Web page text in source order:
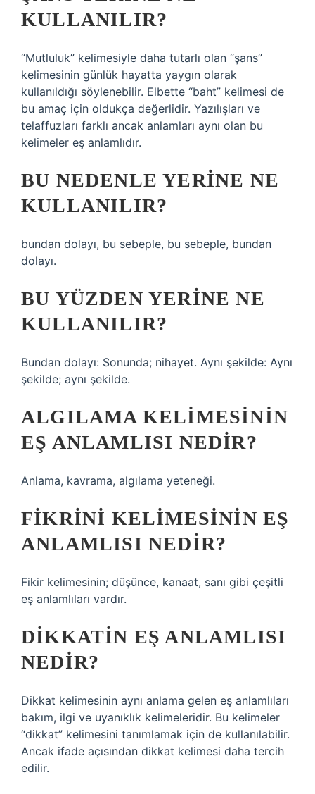
KULLANILIR?
“Mutluluk” kelimesiyle daha tutarlı olan “şans”
kelimesinin günlük hayatta yaygın olarak
kullanıldığı söylenebilir. Elbette “baht” kelimesi de
bu amaç için oldukça değerlidir. Yazılışları ve
telaffuzları farklı ancak anlamları aynı olan bu
kelimeler eş anlamlıdır.
BU NEDENLE YERINE NE
KULLANILIR?
bundan dolayı, bu sebeple, bu sebeple, bundan
dolayı.
BU YÜZDEN YERINE NE
KULLANILIR?
Bundan dolayı: Sonunda; nihayet. Aynı şekilde: Aynı
şekilde; aynı şekilde.
ALGILAMA KELIMESININ
EŞ ANLAMLISI NEDIR?
Anlama, kavrama, algılama yeteneği.
FIKRINI KELIMESININ EŞ
ANLAMLISI NEDIR?
Fikir kelimesinin; düşünce, kanaat, sanı gibi çeşitli
eş anlamlıları vardır.
DIKKATIN EŞ ANLAMLISI
NEDIR?
Dikkat kelimesinin aynı anlama gelen eş anlamlıları
bakım, ilgi ve uyanıklık kelimeleridir. Bu kelimeler
“dikkat” kelimesini tanımlamak için de kullanılabilir.
Ancak ifade açısından dikkat kelimesi daha tercih
edilir.